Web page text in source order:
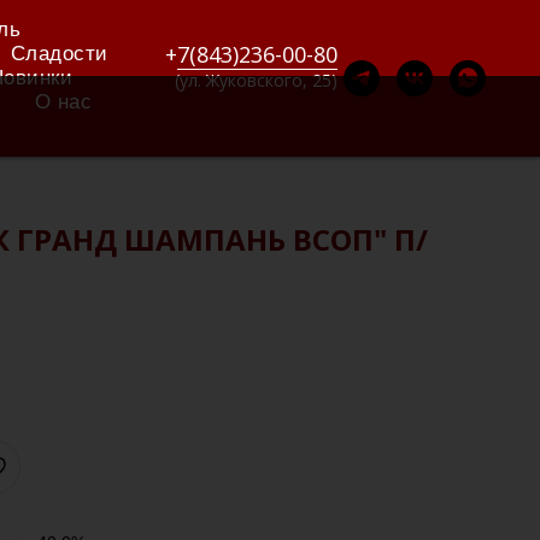
Сладости
О нас
+7(843)236-00-80
(ул. Жуковского, 25)
ГРАНД ШАМПАНЬ ВСОП" П/